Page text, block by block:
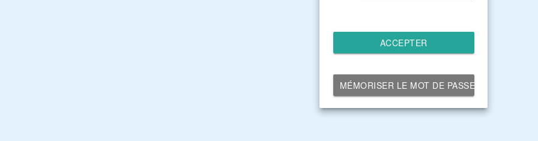
ACCEPTER
MÉMORISER LE MOT DE PASSE